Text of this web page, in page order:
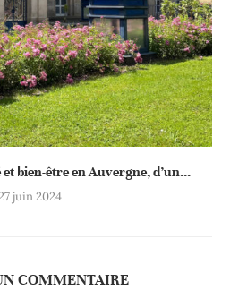
bien-être en Auvergne, d’un...
juin 2024
COMMENTAIRE